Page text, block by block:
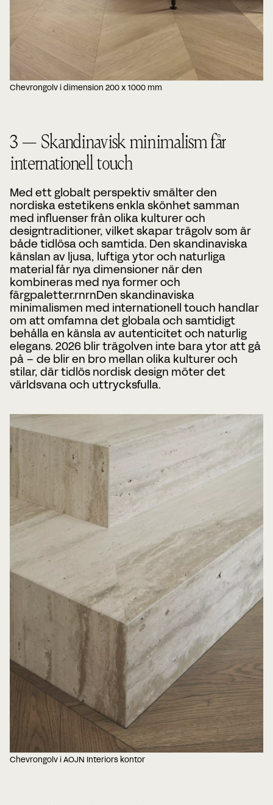
Chevrongolv i dimension 200 x 1000 mm
Chevrongolv i AOJN Interiors kontor
3 — Skandinavisk minimalism får
internationell touch
Med ett globalt perspektiv smälter den
nordiska estetikens enkla skönhet samman
med influenser från olika kulturer och
designtraditioner, vilket skapar trägolv som är
både tidlösa och samtida. Den skandinaviska
känslan av ljusa, luftiga ytor och naturliga
material får nya dimensioner när den
kombineras med nya former och
färgpaletter.rnrnDen skandinaviska
minimalismen med internationell touch handlar
om att omfamna det globala och samtidigt
behålla en känsla av autenticitet och naturlig
elegans. 2026 blir trägolven inte bara ytor att gå
på – de blir en bro mellan olika kulturer och
stilar, där tidlös nordisk design möter det
världsvana och uttrycksfulla.